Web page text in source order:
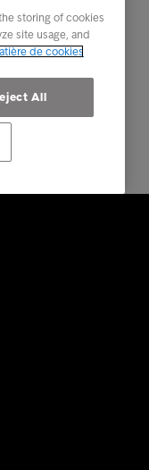
storing of cookies
site usage, and
de cookies
All